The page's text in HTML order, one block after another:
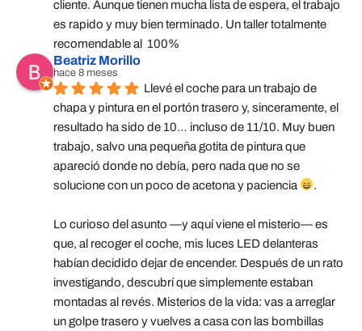
cliente. Aunque tienen mucha lista de espera, el trabajo
es rapido y muy bien terminado. Un taller totalmente
recomendable al  100%
Beatriz Morillo
hace 8 meses
Llevé el coche para un trabajo de
chapa y pintura en el portón trasero y, sinceramente, el
resultado ha sido de 10… incluso de 11/10. Muy buen
trabajo, salvo una pequeña gotita de pintura que
apareció donde no debía, pero nada que no se
solucione con un poco de acetona y paciencia
.
Lo curioso del asunto —y aquí viene el misterio— es
que, al recoger el coche, mis luces LED delanteras
habían decidido dejar de encender. Después de un rato
investigando, descubrí que simplemente estaban
montadas al revés. Misterios de la vida: vas a arreglar
un golpe trasero y vuelves a casa con las bombillas